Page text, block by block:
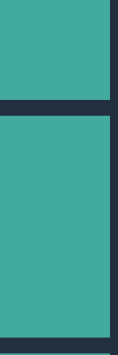
Metionina,
glutamico,